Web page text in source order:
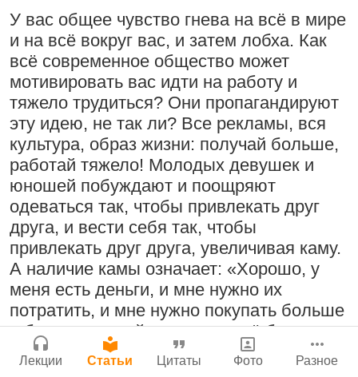
Бог, наука и атеизм, часть 2: Хвала
слушателям!
9:25 |17 июля 2024 |
Атланта, Джорджия, США
Поклоняться Бхактивиноду Тхакуру,
исполняя его бхаджаны
1:14:02 |12 сентября
2008|Бойсе, Айдахо, США
Радхарани — глава департамента
служений
1:05:35 7 сентября 2008|
У вас общее чувство гнева на всё в мире
и на всё вокруг вас, и затем лобха. Как
всё современное общество может
мотивировать вас идти на работу и
тяжело трудиться? Они пропагандируют
эту идею, не так ли? Все рекламы, вся
культура, образ жизни: получай больше,
работай тяжело! Молодых девушек и
юношей побуждают и поощряют
одеваться так, чтобы привлекать друг
друга, и вести себя так, чтобы
привлекать друг друга, увеличивая каму.
А наличие камы означает: «Хорошо, у
меня есть деньги, и мне нужно их
потратить, и мне нужно покупать больше
и больше вещей, получать всё больше и
больше. Я зарабатываю полтора лакха в
месяц, но затем я вынужден прыгать с
Молитвы Санатаны Госвами к Господу
Чайтанье
29 июля 2026
Нектар имени Кришны
24 июля 2026
Джанмаштами в Тбилиси 2025
Контакты
Сайт
Войти|Регистрация|История версий
Инструкция
Лекции Статьи Цитаты Фото Разное